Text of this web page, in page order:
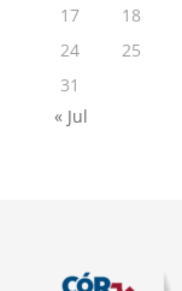
17
18
24
25
31
« Jul